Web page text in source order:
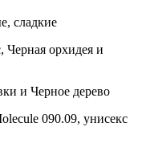
сладкие
Черная орхидея и
и Черное дерево
090.09, унисекс